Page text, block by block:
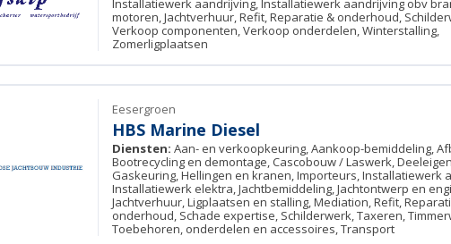
Installatiewerk aandrijving, Installatiewerk aandrijving obv
motoren, Jachtverhuur, Refit, Reparatie & onderhoud,
Verkoop componenten, Verkoop onderdelen, Winterstalling,
Zomerligplaatsen
Eesergroen
HBS Marine Diesel
Diensten: Aan- en verkoopkeuring, Aankoop-bemiddeling,
Bootrecycling en demontage, Cascobouw / Laswerk,
Gaskeuring, Hellingen en kranen, Importeurs, Installatiewerk
Installatiewerk elektra, Jachtbemiddeling, Jachtontwerp en
Jachtverhuur, Ligplaatsen en stalling, Mediation, Refit,
onderhoud, Schade expertise, Schilderwerk, Taxeren,
Toebehoren, onderdelen en accessoires, Transport